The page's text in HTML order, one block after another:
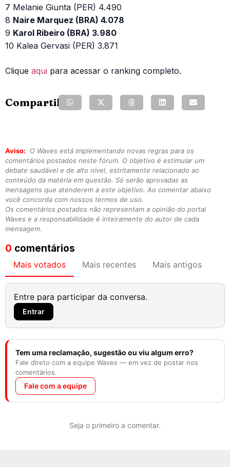
7 Melanie Giunta (PER) 4.490
8 Naire Marquez (BRA) 4.078
9 Karol Ribeiro (BRA) 3.980
10 Kalea Gervasi (PER) 3.871
Clique aqui para acessar o ranking completo.
Compartilhe:
Aviso:
O Waves está implementando novas regras para os
comentários postados neste fórum. O objetivo é estimular um
debate saudável e de alto nível, estritamente relacionado ao
conteúdo da matéria em questão. Só serão aprovadas as
mensagens que atenderem a este objetivo. Ao comentar abaixo
você concorda com nossos termos de uso.
Os comentários postados não representam a opinião do portal
Waves e a responsabilidade é inteiramente do autor de cada
mensagem.
0 comentários
Mais votados Mais recentes Mais antigos
Entre para participar da conversa.
Entrar
Tem uma reclamação, sugestão ou viu algum erro?
Fale direto com a equipe Waves — em vez de postar nos
comentários.
Fale com a equipe
Seja o primeiro a comentar.